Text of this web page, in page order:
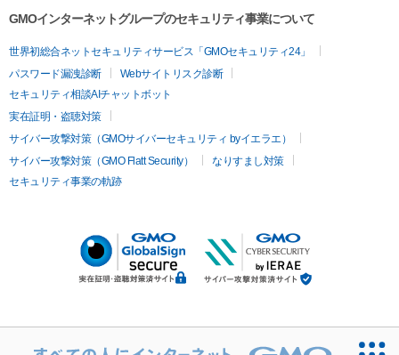
GMOインターネットグループのセキュリティ事業について
世界初総合ネットセキュリティサービス「GMOセキュリティ24」
パスワード漏洩診断
Webサイトリスク診断
セキュリティ相談AIチャットボット
実在証明・盗聴対策
サイバー攻撃対策（GMOサイバーセキュリティ byイエラエ）
サイバー攻撃対策（GMO Flatt Security）
なりすまし対策
セキュリティ事業の軌跡